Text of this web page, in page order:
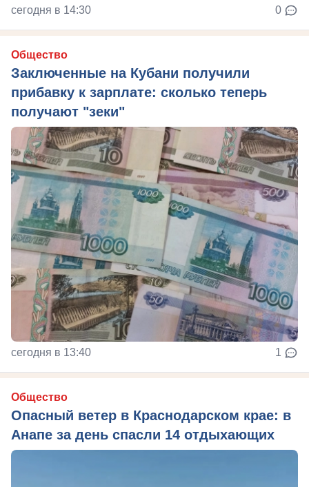
сегодня в 14:30 0
Общество
Заключенные на Кубани получили
прибавку к зарплате: сколько теперь
получают "зеки"
сегодня в 13:40 1
Общество
Опасный ветер в Краснодарском крае: в
Анапе за день спасли 14 отдыхающих